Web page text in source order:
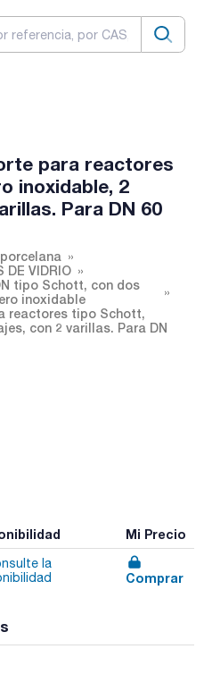
para reactores
inoxidable, 2
Para DN 60
DE VIDRIO
tipo Schott, con dos
inoxidable
reactores tipo Schott,
con 2 varillas. Para DN
Mi Precio
la
Comprar